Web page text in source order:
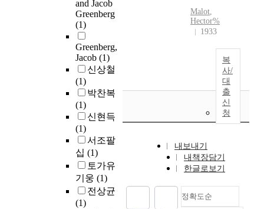
and Jacob
Greenberg
(1)
Greenberg,
Jacob (1)
신상철
(1)
박찬복
(1)
신현득
(1)
서조팔
십 (1)
토가유
기웅 (1)
전상균
(1)
Malot,
Hector%
1933
복
사/
대
출
신
청
내보내기
내책장담기
한글로보기
정확도순